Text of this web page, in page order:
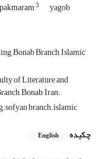
3 yagob
Bonab Branch, Islamic
of Literature and
Bonab, Iran.
branch.islamic
چکیده
English